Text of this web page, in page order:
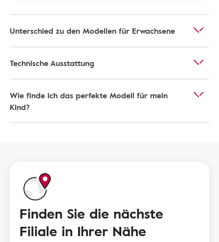
Unterschied zu den Modellen für Erwachsene
Technische Ausstattung
Wie finde ich das perfekte Modell für mein
Kind?
Finden Sie die nächste
Filiale in Ihrer Nähe